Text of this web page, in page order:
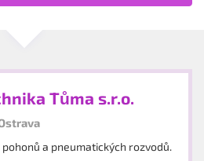
Tůma s.r.o.
a pneumatických rozvodů.